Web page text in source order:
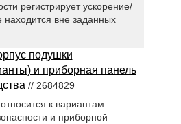
регистрирует ускорение/
находится вне заданных
подушки
и приборная панель
// 2684829
к вариантам
и приборной